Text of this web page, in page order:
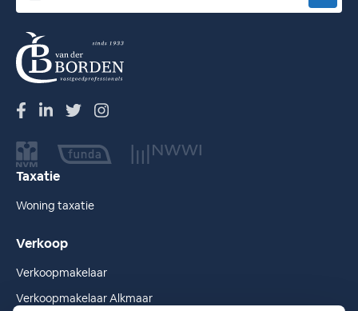
Verkoop
Verkoopmakelaar
Verkoopmakelaar Alkmaar
Taxatie
Woning taxatie